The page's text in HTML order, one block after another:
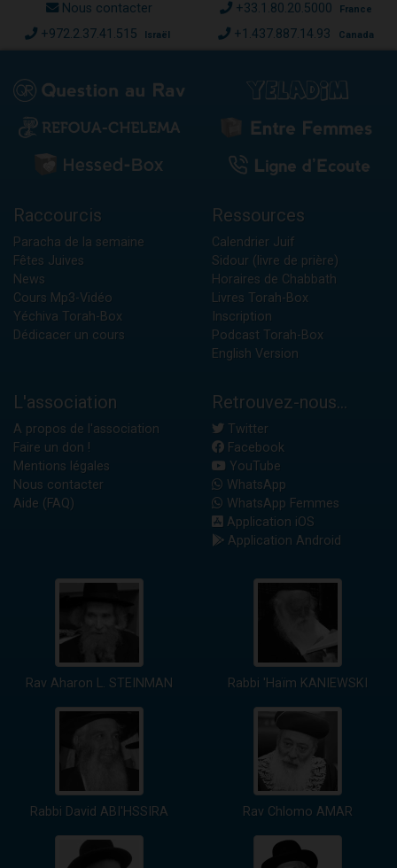
Nous contacter +33.1.80.20.5000 France
+972.2.37.41.515 Israël +1.437.887.14.93 Canada
Raccourcis
Paracha de la semaine
Fêtes Juives
News
Cours Mp3-Vidéo
Yéchiva Torah-Box
Dédicacer un cours
Ressources
Calendrier Juif
Sidour (livre de prière)
Horaires de Chabbath
Livres Torah-Box
Inscription
Podcast Torah-Box
English Version
L'association
A propos de l'association
Faire un don !
Mentions légales
Nous contacter
Aide (FAQ)
Retrouvez-nous...
Twitter
Facebook
YouTube
WhatsApp
WhatsApp Femmes
Application iOS
Application Android
Rav Aharon L. STEINMAN Rabbi 'Haïm KANIEWSKI
Rabbi David ABI'HSSIRA Rav Chlomo AMAR